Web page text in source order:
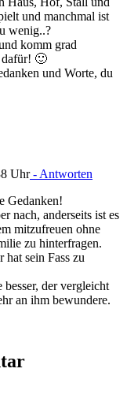
und manchmal ist
wenig..?
komm grad
dafür! 🙂
und Worte, du
Uhr- Antworten
Gedanken!
nach, anderseits ist es
mitzufreuen ohne
zu hinterfragen.
hat sein Fass zu
der vergleicht
an ihm bewundere.